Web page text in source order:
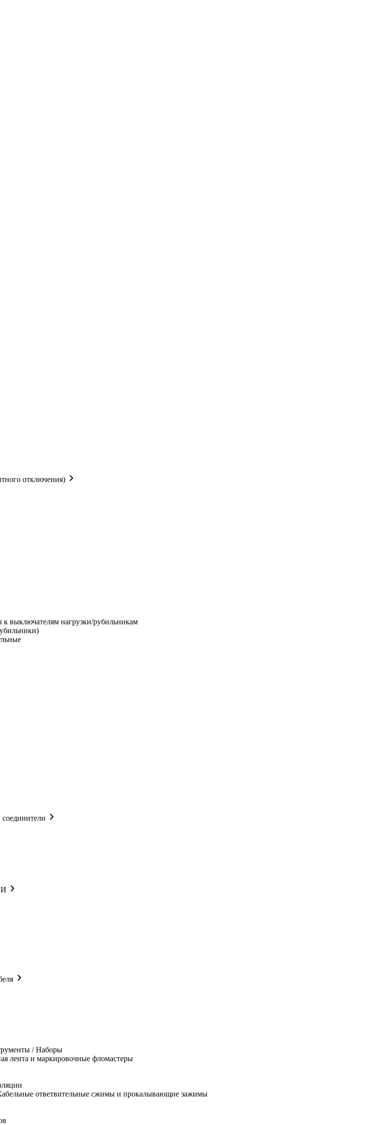
отключения)
к выключателям нагрузки/рубильникам
/ Наборы
лента и маркировочные фломастеры
ответвительные сжимы и прокалывающие зажимы